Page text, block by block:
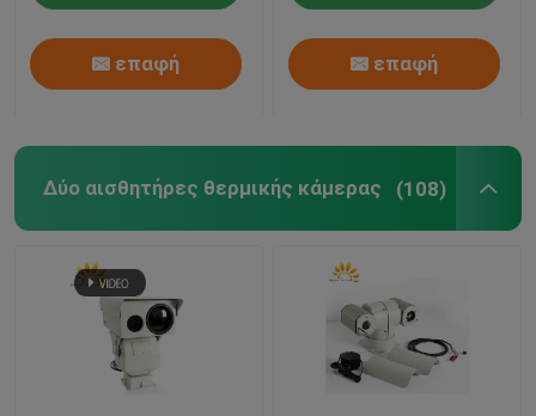
επαφή επαφή
Δύο αισθητήρες θερμικής κάμερας (108)